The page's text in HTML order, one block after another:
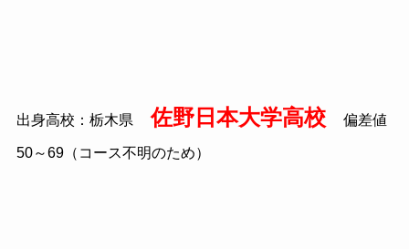
出身高校：栃木県 佐野日本大学高校 偏差値
50～69（コース不明のため）